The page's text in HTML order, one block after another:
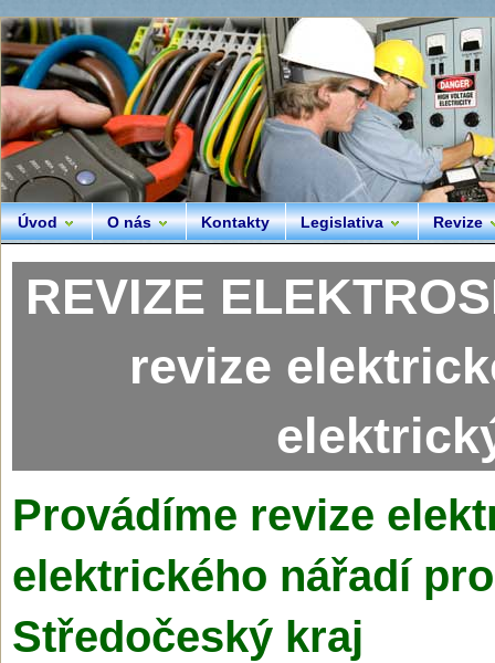
Úvod O nás Kontakty Legislativa Revize
REVIZE
revize
Provádíme revize
elektrického nářadí
Středočeský kraj